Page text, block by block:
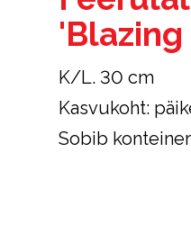
'Blazing
K/L. 30 cm
Kasvukoht:
Sobib